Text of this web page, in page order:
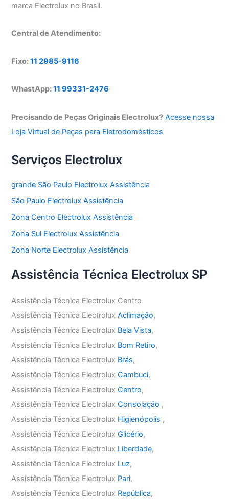
marca Electrolux no Brasil.
Central de Atendimento:
Fixo:11 2985-9116
WhastApp:11 99331-2476
Precisando de Peças Originais Electrolux? Acesse nossa
Loja Virtual de Peças para Eletrodomésticos
Serviços Electrolux
grande São Paulo Electrolux Assistência
São Paulo Electrolux Assistência
Zona Centro Electrolux Assistência
Zona Sul Electrolux Assistência
Zona Norte Electrolux Assistência
Assistência Técnica Electrolux SP
Assistência Técnica Electrolux Centro
Assistência Técnica ElectroluxAclimação,
Assistência Técnica Electrolux Bela Vista,
Assistência Técnica Electrolux Bom Retiro,
Assistência Técnica Electrolux Brás,
Assistência Técnica ElectroluxCambuci,
Assistência Técnica ElectroluxCentro,
Assistência Técnica ElectroluxConsolação ,
Assistência Técnica Electrolux Higienópolis ,
Assistência Técnica ElectroluxGlicério,
Assistência Técnica Electrolux Liberdade,
Assistência Técnica Electrolux Luz,
Assistência Técnica Electrolux Pari,
Assistência Técnica Electrolux República,